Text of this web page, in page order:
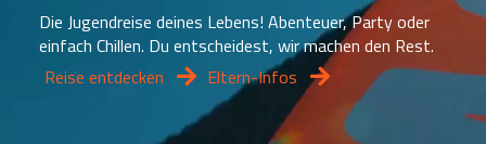
Die Jugendreise deines Lebens! Abenteuer, Party oder
einfach Chillen. Du entscheidest, wir machen den Rest.
Reise entdecken
Eltern-Infos